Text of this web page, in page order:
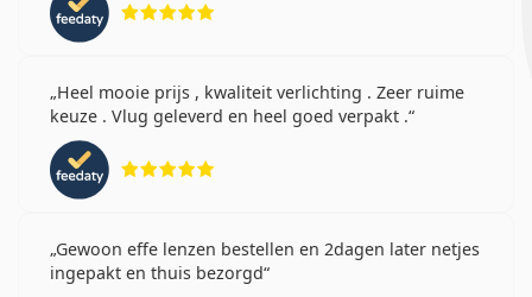
Heel mooie prijs , kwaliteit verlichting . Zeer ruime
keuze . Vlug geleverd en heel goed verpakt .
Gewoon effe lenzen bestellen en 2dagen later netjes
ingepakt en thuis bezorgd